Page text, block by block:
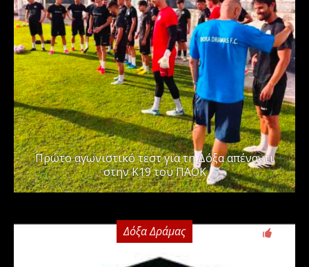
Πρώτο αγωνιστικό τεστ για τη Δόξα απέναντι
στην Κ19 του ΠΑΟΚ
Δόξα Δράμας